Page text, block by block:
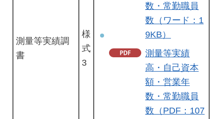
測量等実績調
書
様
式
3
数・常勤職員
数（ワード：1
9KB）
測量等実績
高・自己資本
額・営業年
数・常勤職員
数（PDF：107